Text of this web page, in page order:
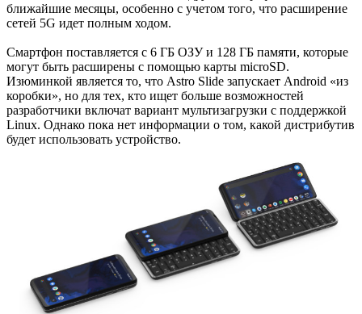
ближайшие месяцы, особенно с учетом того, что расширение
сетей 5G идет полным ходом.
Смартфон поставляется с 6 ГБ ОЗУ и 128 ГБ памяти, которые
могут быть расширены с помощью карты microSD.
Изюминкой является то, что Astro Slide запускает Android «из
коробки», но для тех, кто ищет больше возможностей
разработчики включат вариант мультизагрузки с поддержкой
Linux. Однако пока нет информации о том, какой дистрибутив
будет использовать устройство.